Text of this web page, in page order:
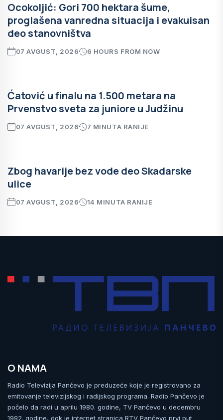
Ocokoljić: Gori 700 hektara šume,
proglašena vanredna situacija i evakuisan
deo stanovništva
07 AVGUST, 2026 6 HOURS FROM NOW
Ćatović u finalu na 1.500 metara na
Prvenstvo sveta za juniore u Judžinu
07 AVGUST, 2026 7 MINUTA RANIJE
Zbog havarije bez vode deo Skadarske
ulice
07 AVGUST, 2026 14 MINUTA RANIJE
O NAMA
Radio Televizija Pančevo je preduzeće koje je registrovano za
emitovanje televizijskog i radijskog programa. Radio Pančevo je
počelo da radi u aprilu 1980. godine, TV Pančevo u decembru
1992. godine, dok je internet stranica RTV Pančevo prvi put